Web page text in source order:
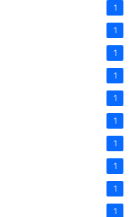
1
1
1
1
1
1
1
1
1
1